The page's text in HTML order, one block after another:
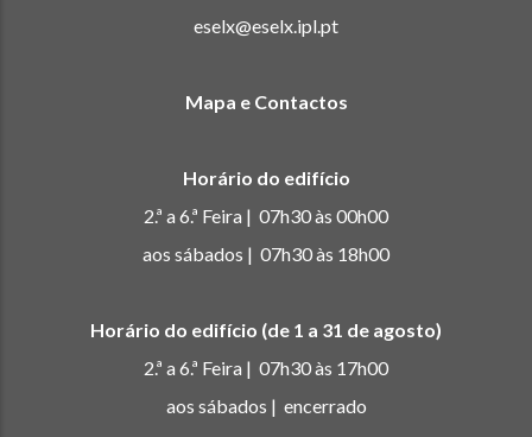
eselx@eselx.ipl.pt
Mapa e Contactos
Horário do edifício
2.ª a 6.ª Feira | 07h30 às 00h00
aos sábados | 07h30 às 18h00
Horário do edifício (de 1 a 31 de agosto)
2.ª a 6.ª Feira | 07h30 às 17h00
aos sábados | encerrado